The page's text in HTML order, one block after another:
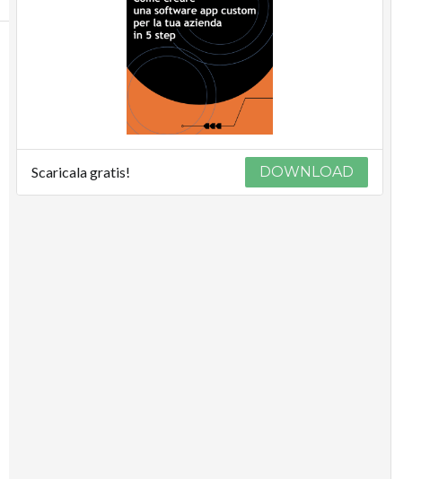
Scaricala gratis! DOWNLOAD